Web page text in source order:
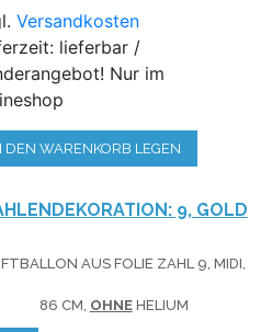
Versandkosten
lieferbar /
Nur im
DEN WARENKORB LEGEN
9, GOLD
AUS FOLIE ZAHL 9, MIDI,
86 CM, OHNEHELIUM